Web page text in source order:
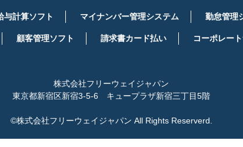
与計算ソフト マイナンバー管理システム 勤怠管理
顧客管理ソフト 請求書カード払い コーポレー
株式会社フリーウェイジャパン
東京都新宿区新宿3-5-6 キュープラザ新宿三丁目5階
©株式会社フリーウェイジャパン All Rights Reserverd.